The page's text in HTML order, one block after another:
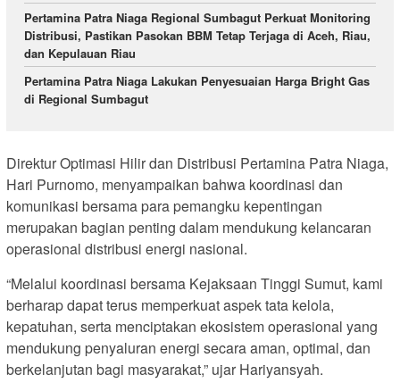
Pertamina Patra Niaga Regional Sumbagut Perkuat Monitoring
Distribusi, Pastikan Pasokan BBM Tetap Terjaga di Aceh, Riau,
dan Kepulauan Riau
Pertamina Patra Niaga Lakukan Penyesuaian Harga Bright Gas
di Regional Sumbagut
Direktur Optimasi Hilir dan Distribusi Pertamina Patra Niaga,
Hari Purnomo, menyampaikan bahwa koordinasi dan
komunikasi bersama para pemangku kepentingan
merupakan bagian penting dalam mendukung kelancaran
operasional distribusi energi nasional.
“Melalui koordinasi bersama Kejaksaan Tinggi Sumut, kami
berharap dapat terus memperkuat aspek tata kelola,
kepatuhan, serta menciptakan ekosistem operasional yang
mendukung penyaluran energi secara aman, optimal, dan
berkelanjutan bagi masyarakat,” ujar Hariyansyah.